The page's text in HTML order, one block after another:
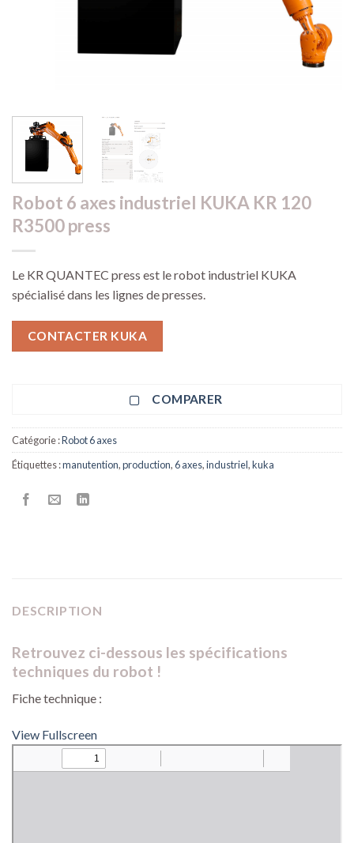
Robot 6 axes industriel KUKA KR 120
R3500 press
Le KR QUANTEC press est le robot industriel KUKA
spécialisé dans les lignes de presses.
CONTACTER KUKA
COMPARER
Catégorie :Robot 6 axes
Étiquettes :manutention,production,6 axes,industriel,kuka
DESCRIPTION
Retrouvez ci-dessous les spécifications
techniques du robot !
Fiche technique :
View Fullscreen